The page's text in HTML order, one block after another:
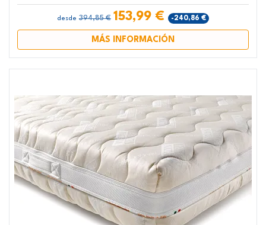
desde 394,85 € 153,99 € -240,86 €
MÁS INFORMACIÓN